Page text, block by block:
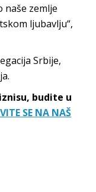
naše zemlje
ljubavlju“,
Srbije,
budite u
SE NA NAŠ